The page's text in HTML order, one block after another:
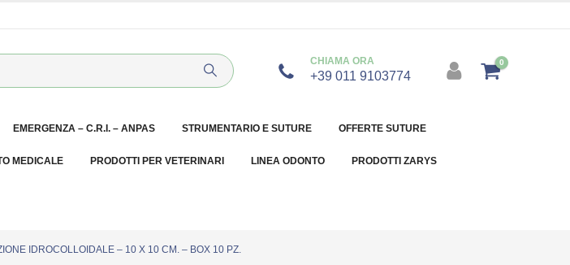
CHIAMA ORA
+39 011 9103774
0
EMERGENZA – C.R.I. – ANPAS STRUMENTARIO E SUTURE OFFERTE SUTURE
MEDICALE PRODOTTI PER VETERINARI LINEA ODONTO PRODOTTI ZARYS
IDROCOLLOIDALE – 10 X 10 CM. – BOX 10 PZ.